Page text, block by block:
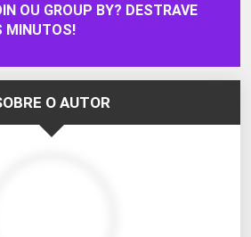
OU GROUP BY? DESTRAVE
MINUTOS!
O AUTOR